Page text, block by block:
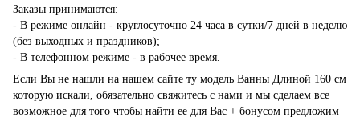
Заказы принимаются:
- В режиме онлайн - круглосуточно 24 часа в сутки/7 дней в неделю
(без выходных и праздников);
- В телефонном режиме - в рабочее время.
Если Вы не нашли на нашем сайте ту модель Ванны Длиной 160 см
которую искали, обязательно свяжитесь с нами и мы сделаем все
возможное для того чтобы найти ее для Вас + бонусом предложим